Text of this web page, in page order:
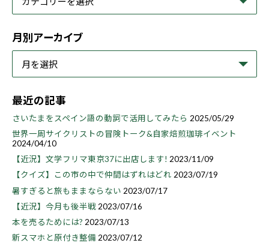
月別アーカイブ
最近の記事
さいたまをスペイン語の動詞で活用してみたら 2025/05/29
世界一周サイクリストの冒険トーク&自家焙煎珈琲イベント
2024/04/10
【近況】文学フリマ東京37に出店します! 2023/11/09
【クイズ】この市の中で仲間はずれはどれ 2023/07/19
暑すぎると旅もままならない 2023/07/17
【近況】今月も後半戦 2023/07/16
本を売るためには? 2023/07/13
新スマホと原付き整備 2023/07/12